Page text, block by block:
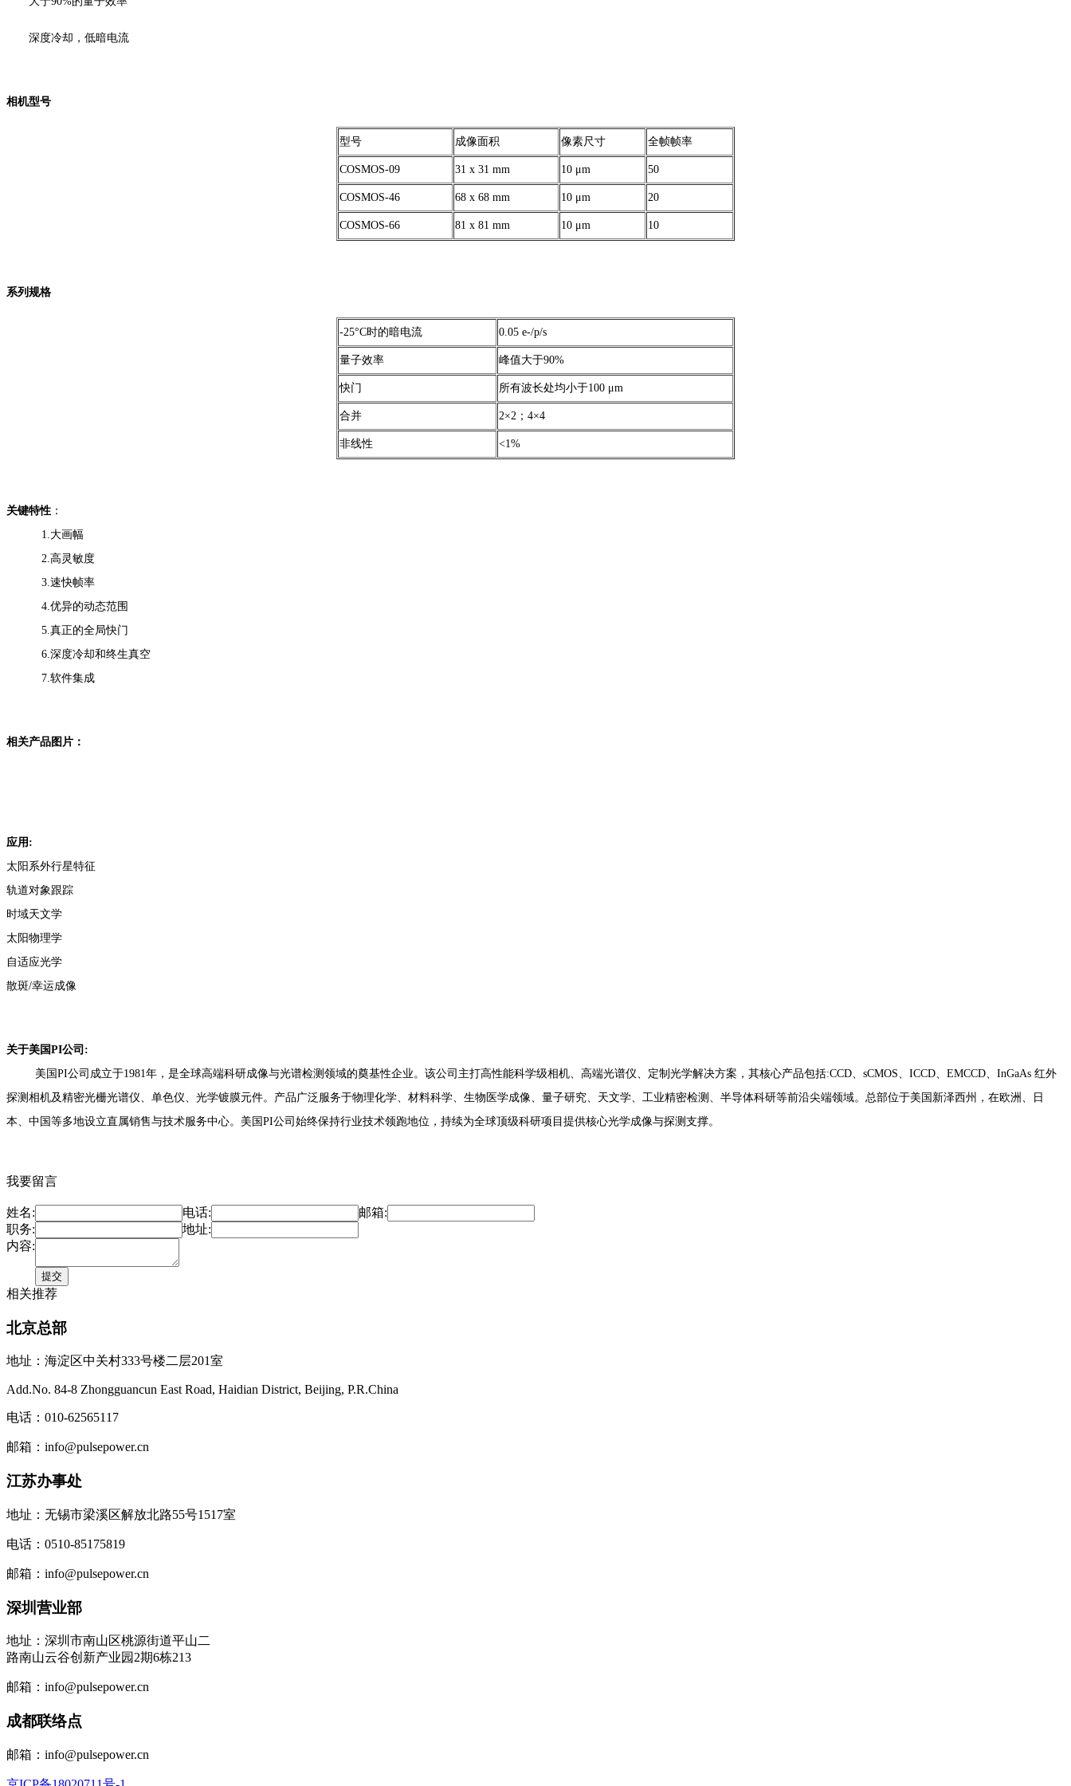
深度冷却，低暗电流
相机型号
型号 成像面积 像素尺寸 全帧帧率
COSMOS-09 31 x 31 mm 10 μm 50
COSMOS-46 68 x 68 mm 10 μm 20
COSMOS-66 81 x 81 mm 10 μm 10
系列规格
-25°C时的暗电流 0.05 e-/p/s
量子效率 峰值大于90%
快门 所有波长处均小于100 μm
合并 2×2；4×4
非线性 <1%
关键特性 ：
1.大画幅
2.高灵敏度
3.速快帧率
4.优异的动态范围
5.真正的全局快门
6.深度冷却和终生真空
7.软件集成
相关产品图片：
应用:
太阳系外行星特征
轨道对象跟踪
时域天文学
太阳物理学
自适应光学
散斑/幸运成像
关于美国PI公司:
美国PI公司成立于1981年，是全球高端科研成像与光谱检测领域的奠基性企业。该公司主打高性能科学级相机、高端光谱仪、定制光学解决方案，其核心产品包括:CCD、sCMOS、ICCD、EMCCD、InGaAs 红外
探测相机及精密光栅光谱仪、单色仪、光学镀膜元件。产品广泛服务于物理化学、材料科学、生物医学成像、量子研究、天文学、工业精密检测、半导体科研等前沿尖端领域。总部位于美国新泽西州，在欧洲、日
本、中国等多地设立直属销售与技术服务中心。美国PI公司始终保持行业技术领跑地位，持续为全球顶级科研项目提供核心光学成像与探测支撑。
我要留言
姓名: 电话:
邮箱:
职务:
地址:
内容:
相关推荐
北京总部
地址：海淀区中关村333号楼二层201室
Add.No. 84-8 Zhongguancun East Road, Haidian District, Beijing, P.R.China
电话：010-62565117
邮箱：info@pulsepower.cn
江苏办事处
地址：无锡市梁溪区解放北路55号1517室
电话：0510-85175819
邮箱：info@pulsepower.cn
深圳营业部
地址：深圳市南山区桃源街道平山二
路南山云谷创新产业园2期6栋213
邮箱：info@pulsepower.cn
成都联络点
邮箱：info@pulsepower.cn